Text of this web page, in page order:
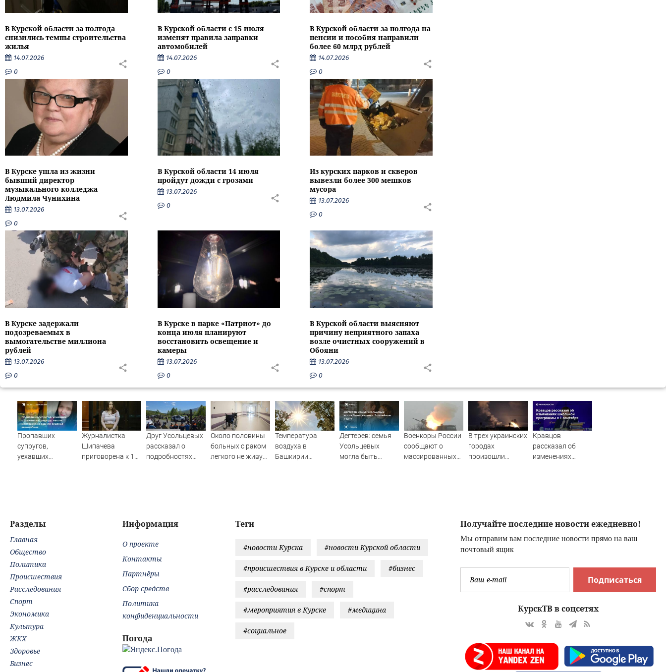
В Курской области за полгода
снизились темпы строительства
жилья
14.07.2026
0
В Курской области с 15 июля
изменят правила заправки
автомобилей
14.07.2026
0
В Курской области за полгода на
пенсии и пособия направили
более 60 млрд рублей
14.07.2026
0
В Курске ушла из жизни
бывший директор
музыкального колледжа
Людмила Чунихина
13.07.2026
0
В Курской области 14 июля
пройдут дожди с грозами
13.07.2026
0
Из курских парков и скверов
вывезли более 300 мешков
мусора
13.07.2026
0
В Курске задержали
подозреваемых в
вымогательстве миллиона
рублей
13.07.2026
0
В Курске в парке «Патриот» до
конца июля планируют
восстановить освещение и
камеры
13.07.2026
0
В Курской области выясняют
причину неприятного запаха
возле очистных сооружений в
Обояни
13.07.2026
0
Пропавших
супругов,
уехавших
Журналистка
Шипачева
приговорена к 12
Друг Усольцевых
рассказал о
подробностях
Около половины
больных с раком
легкого не живут
Температура
воздуха в
Башкирии
Дегтерев: семья
Усольцевых
могла быть
Военкоры России
сообщают о
массированных
В трех украинских
городах
произошли
Кравцов
рассказал об
изменениях
Получайте последние новости ежедневно!
Мы отправим вам последние новости прямо на ваш
почтовый ящик
Подписаться
КурскТВ в соцсетях
Теги
#новости Курска #новости Курской области
#происшествия в Курске и области #бизнес
#расследования #спорт
#мероприятия в Курске #медицина
#социальное
Разделы
Главная
Общество
Политика
Происшествия
Расследования
Спорт
Экономика
Культура
ЖКХ
Здоровье
Бизнес
Информация
О проекте
Контакты
Партнёры
Сбор средств
Политика
конфиденциальности
Погода